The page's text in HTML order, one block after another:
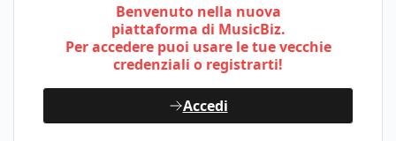
Benvenuto nella nuova
piattaforma di MusicBiz.
Per accedere puoi usare le tue vecchie
credenziali o registrarti!
Accedi